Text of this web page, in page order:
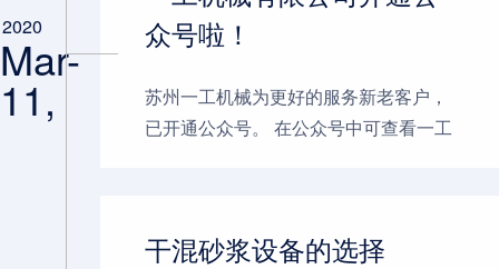
2020
Mar-
11,
众号啦！
苏州一工机械为更好的服务新老客户，
已开通公众号。 在公众号中可查看一工
干混砂浆设备的选择